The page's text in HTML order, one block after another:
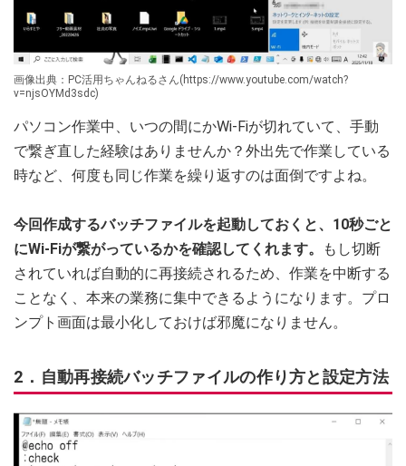
画像出典：PC活用ちゃんねるさん(https://www.youtube.com/watch?
v=njsOYMd3sdc)
パソコン作業中、いつの間にかWi-Fiが切れていて、手動
で繋ぎ直した経験はありませんか？外出先で作業している
時など、何度も同じ作業を繰り返すのは面倒ですよね。
今回作成するバッチファイルを起動しておくと、10秒ごと
にWi-Fiが繋がっているかを確認してくれます。
もし切断
されていれば自動的に再接続されるため、作業を中断する
ことなく、本来の業務に集中できるようになります。プロ
ンプト画面は最小化しておけば邪魔になりません。
2．自動再接続バッチファイルの作り方と設定方法